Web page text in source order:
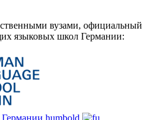
вузами, официальный
языковых школ Германии: